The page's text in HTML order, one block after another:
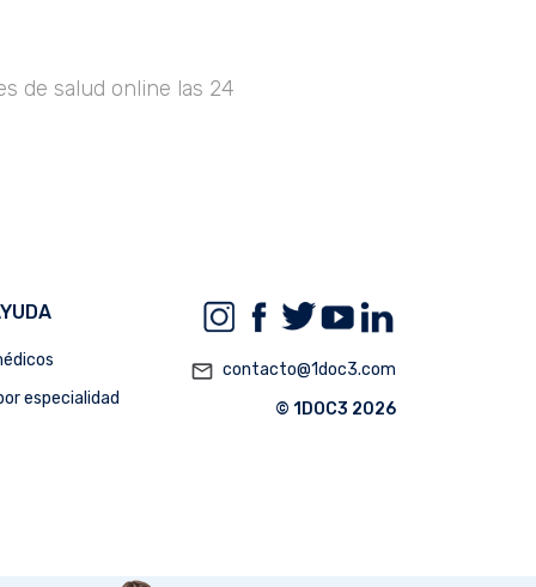
de salud online las 24
especialidad
mail_outline contacto@1doc3.com
© 1DOC3 2026